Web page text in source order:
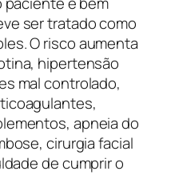
ser tratado como
O risco aumenta
hipertensão
mal controlado,
apneia do
cirurgia facial
de cumprir o